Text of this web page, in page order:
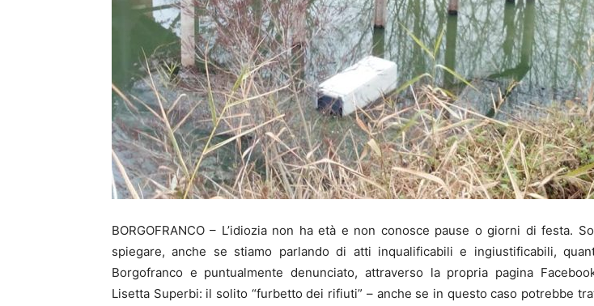
BORGOFRANCO – L’idiozia non ha età e non conosce pause o giorni di festa.
spiegare, anche se stiamo parlando di atti inqualificabili e ingiustificabili,
Borgofranco e puntualmente denunciato, attraverso la propria pagina
Lisetta Superbi: il solito “furbetto dei rifiuti” – anche se in questo caso potrebbe